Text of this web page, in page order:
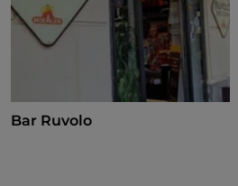
Bar Ruvolo